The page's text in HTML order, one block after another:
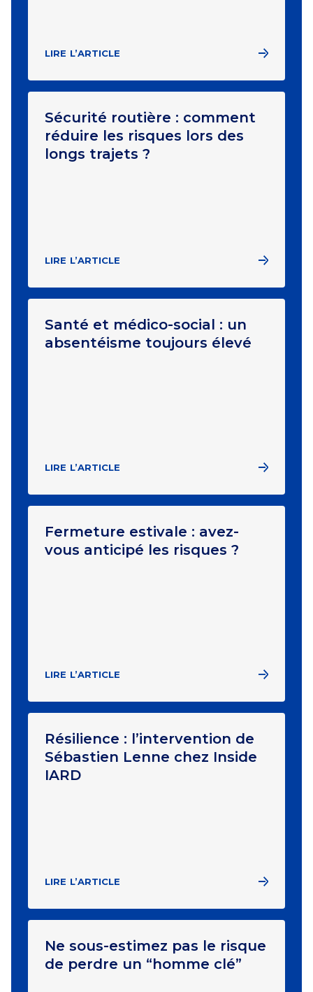
LIRE L’ARTICLE
Sécurité routière : comment
réduire les risques lors des
longs trajets ?
LIRE L’ARTICLE
Santé et médico-social : un
absentéisme toujours élevé
LIRE L’ARTICLE
Fermeture estivale : avez-
vous anticipé les risques ?
LIRE L’ARTICLE
Résilience : l’intervention de
Sébastien Lenne chez Inside
IARD
LIRE L’ARTICLE
Ne sous-estimez pas le risque
de perdre un “homme clé”